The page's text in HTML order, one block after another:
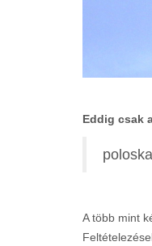
Eddig csak
A több mint